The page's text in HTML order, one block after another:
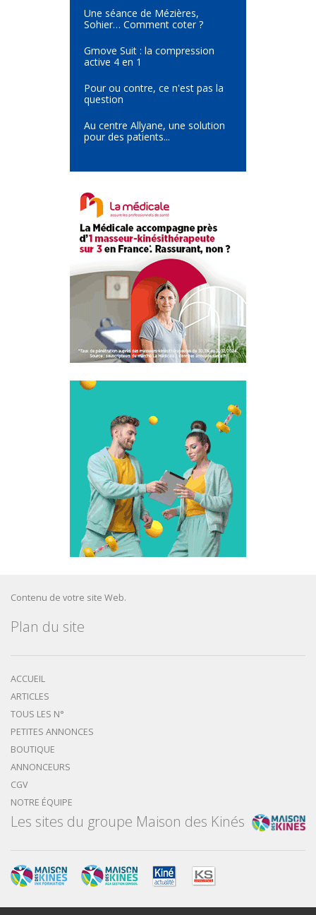
Une séance de Mézières,
Sohier… Comment coter ?
Gmove Suit : la compression
active 4 en 1
Pour ou contre, ce n'est pas la
question
Au centre Allyane, une solution
pour des patients...
Contenu de votre site Web.
Plan du site
ACCUEIL
ARTICLES
TOUS LES N°
PETITES ANNONCES
BOUTIQUE
ANNONCEURS
CGV
NOTRE ÉQUIPE
Les sites du groupe Maison des Kinés